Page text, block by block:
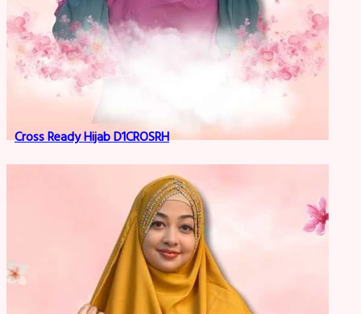
Cross Ready Hijab D1CROSRH